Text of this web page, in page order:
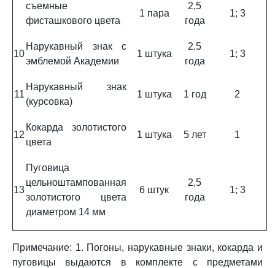
съемные
фисташкового цвета
1 пара
2,5
года
1; 3
10
Нарукавный знак с
эмблемой Академии
1 штука
2,5
года
1; 3
11
Нарукавный знак
(курсовка)
1 штука 1 год 2
12
Кокарда золотистого
цвета
1 штука 5 лет 1
13
Пуговица
цельноштампованная
золотистого цвета
диаметром 14 мм
6 штук
2,5
года
1; 3
Примечание: 1. Погоны, нарукавные знаки, кокарда и
пуговицы выдаются в комплекте с предметами